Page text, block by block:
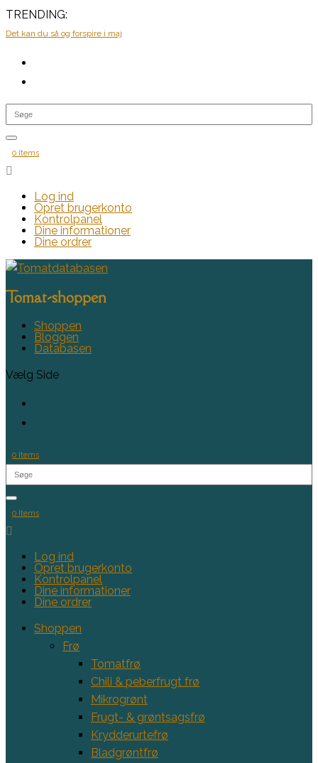
TRENDING:
Det kan du så og forspire i maj
0 Items

Log ind
Opret brugerkonto
Kontrolpanel
Dine informationer
Dine ordrer
Tomat-shoppen
Shoppen
Bloggen
Databasen
Vælg Side
0 Items
0 Items

Log ind
Opret brugerkonto
Kontrolpanel
Dine informationer
Dine ordrer
Shoppen
Frø
Tomatfrø
Chili & peberfrugt frø
Mikrogrønt
Frugt- & grøntsagsfrø
Krydderurtefrø
Bladgrøntfrø